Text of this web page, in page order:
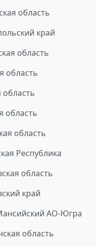
область
край
область
область
область
область
область
Республика
область
край
АО-Югра
область